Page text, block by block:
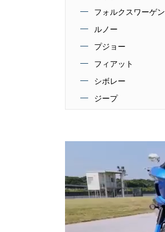
フォルクスワーゲン
ルノー
プジョー
フィアット
シボレー
ジープ